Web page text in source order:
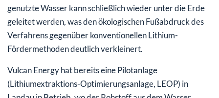
genutzte Wasser kann schließlich wieder unter die Erde
geleitet werden, was den ökologischen Fußabdruck des
Verfahrens gegenüber konventionellen Lithium-
Fördermethoden deutlich verkleinert.
Vulcan Energy hat bereits eine Pilotanlage
(Lithiumextraktions-Optimierungsanlage, LEOP) in